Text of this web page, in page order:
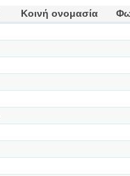
Κοινή ονομασία